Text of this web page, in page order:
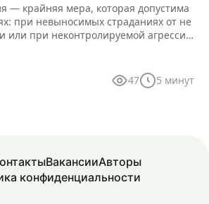
— крайняя мера, которая допустима
при невыносимых страданиях от не
или при неконтролируемой агрессии
47 5 минут
ВакансииАвторы
конфиденциальности